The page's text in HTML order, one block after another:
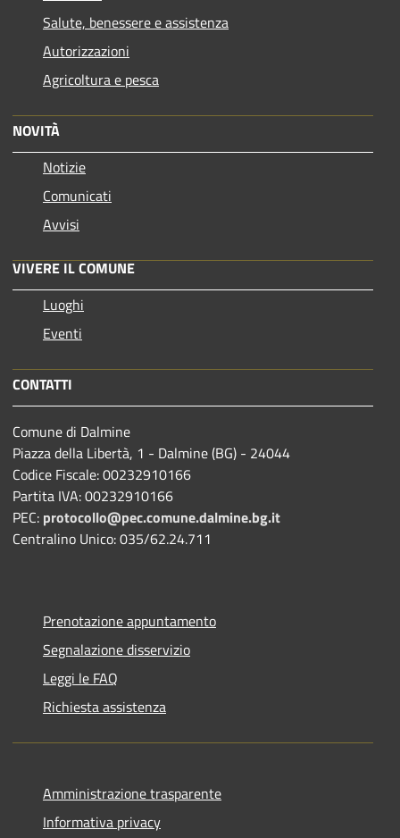
Salute, benessere e assistenza
Autorizzazioni
Agricoltura e pesca
NOVITÀ
Notizie
Comunicati
Avvisi
VIVERE IL COMUNE
Luoghi
Eventi
CONTATTI
Comune di Dalmine
Piazza della Libertà, 1 - Dalmine (BG) - 24044
Codice Fiscale: 00232910166
Partita IVA: 00232910166
PEC: protocollo@pec.comune.dalmine.bg.it
Centralino Unico: 035/62.24.711
Prenotazione appuntamento
Segnalazione disservizio
Leggi le FAQ
Richiesta assistenza
Amministrazione trasparente
Informativa privacy